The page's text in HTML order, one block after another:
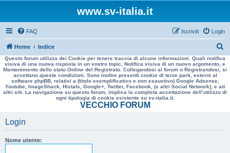
www.sv-italia.it
FAQ Login
Iscriviti
Home Indice
e
r
a
Questo forum utilizza dei Cookie per tenere traccia di alcune informazioni. Quali notifica
visiva di una nuova risposta in un vostro topic, Notifica visiva di un nuovo argomento, e
Mantenimento dello stato Online del Registrato. Collegandosi al forum o Registrandosi, si
accettano queste condizioni. Sono inoltre presenti cookie di terze parti, esterni al
software phpBB, relativi a (titolo esemplificativo e non esaustivo) Google Adsense,
Youtube, ImageShack, Histats, Google+, Twitter, Facebook, (e altri Social Network), e ad
altri siti. La navigazione su questo forum, implica la completa accettazione dell’utilizzo di
ogni tipologia di cookie esistente su sv-italia.it.
VECCHIO FORUM
Login
Nome utente: